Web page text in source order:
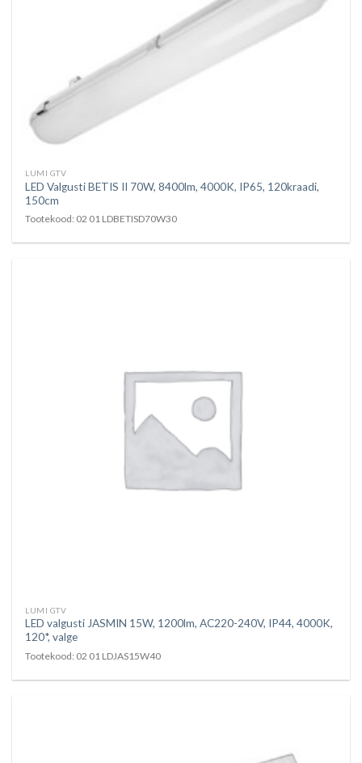
LUMI GTV
LED Valgusti BETIS II 70W, 8400lm, 4000K, IP65, 120kraadi,
150cm
Tootekood: 02 01 LDBETISD70W30
LUMI GTV
LED valgusti JASMIN 15W, 1200lm, AC220-240V, IP44, 4000K,
120*, valge
Tootekood: 02 01 LDJAS15W40